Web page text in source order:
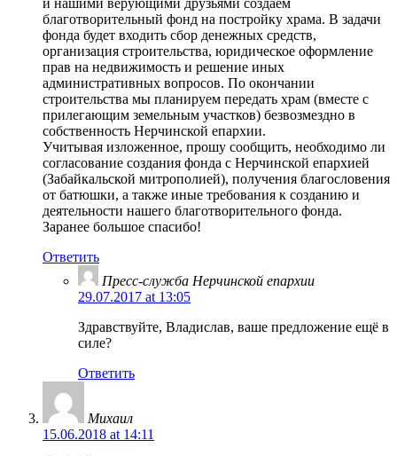
и нашими верующими друзьями создаем
благотворительный фонд на постройку храма. В задачи
фонда будет входить сбор денежных средств,
организация строительства, юридическое оформление
прав на недвижимость и решение иных
административных вопросов. По окончании
строительства мы планируем передать храм (вместе с
прилегающим земельным участков) безвозмездно в
собственность Нерчинской епархии.
Учитывая изложенное, прошу сообщить, необходимо ли
согласование создания фонда с Нерчинской епархией
(Забайкальской митрополией), получения благословения
от батюшки, а также иные требования к созданию и
деятельности нашего благотворительного фонда.
Заранее большое спасибо!
Ответить
Пресс-служба Нерчинской епархии
29.07.2017 at 13:05
Здравствуйте, Владислав, ваше предложение ещё в
силе?
Ответить
Михаил
15.06.2018 at 14:11